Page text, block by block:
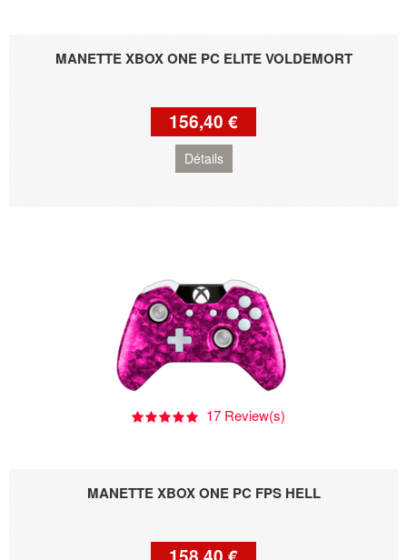
MANETTE XBOX ONE PC ELITE VOLDEMORT
156,40 €
Détails
MANETTE XBOX ONE PC FPS HELL
17 Review(s)